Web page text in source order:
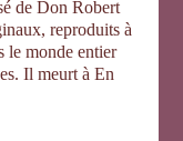
de Don Robert
reproduits à
le monde entier
Il meurt à En